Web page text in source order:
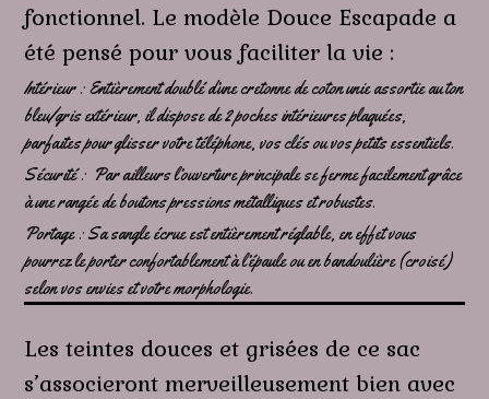
fonctionnel. Le modèle Douce Escapade a
été pensé pour vous faciliter la vie :
Intérieur : Entièrement doublé d’une cretonne de coton unie assortie au ton
bleu/gris extérieur, il dispose de 2 poches intérieures plaquées,
parfaites pour glisser votre téléphone, vos clés ou vos petits essentiels.
Sécurité : Par ailleurs l’ouverture principale se ferme facilement grâce
à une rangée de boutons pressions métalliques et robustes.
Portage : Sa sangle écrue est entièrement réglable, en effet vous
pourrez le porter confortablement à l’épaule ou en bandoulière (croisé)
selon vos envies et votre morphologie.
Les teintes douces et grisées de ce sac
s’associeront merveilleusement bien avec